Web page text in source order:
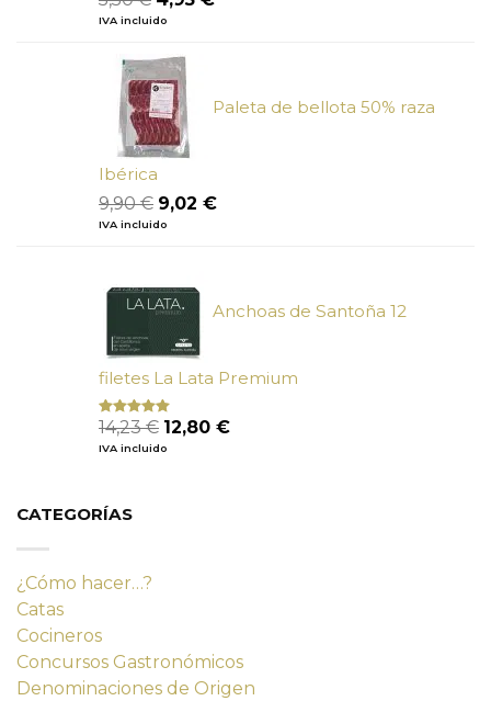
con
de
5
precio
era:
5,50 €.
IVA incluido
Paleta de bellota 50% raza
Ibérica
9,90€ El
precio
9,90 €.
9,02 €El
IVA incluido
Anchoas de Santoña 12
filetes La Lata Premium
Valorado
con
de 5
14,23€ El
precio
12,80 €El
IVA incluido
CATEGORÍAS
¿Cómo hacer…?
Catas
Cocineros
Concursos Gastronómicos
Denominaciones de Origen